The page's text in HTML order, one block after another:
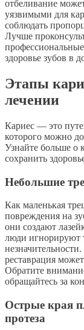
отбеливание
уязвимыми для
соблюдать
Лучше
здоровье зубов в
Этапы
лечении
Кариес — это
которого можно
Узнайте больше о
сохранить
Небольшие
Как маленькая
повреждения на
они создают
люди игнорируют
реставрация
Обратите
обращайтесь за
Острые края
протеза